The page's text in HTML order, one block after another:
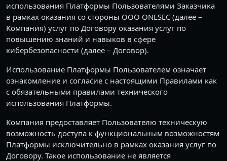
использования Платформы Пользователями Заказчика
в рамках оказания со стороны OOO ONESEC (далее –
Компания) услуг по Договору оказания услуг по
повышению знаний и навыков в сфере
кибербезопасности (далее – Договор).
Использование Платформы Пользователем означает
ознакомление и согласие с настоящими Правилами как
с обязательными правилами технического
использования Платформы.
Компания предоставляет Пользователю техническую
возможность доступа к функциональным возможностям
Платформы исключительно в рамках оказания услуг по
Договору. Такое использование не является